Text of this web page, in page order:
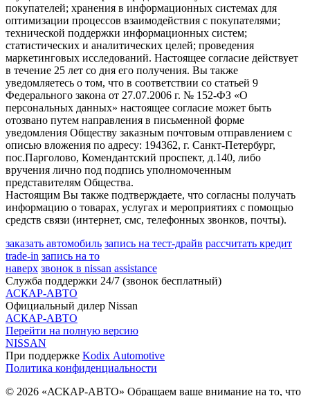
покупателей; хранения в информационных системах для
оптимизации процессов взаимодействия с покупателями;
технической поддержки информационных систем;
статистических и аналитических целей; проведения
маркетинговых исследований. Настоящее согласие действует
в течение 25 лет со дня его получения. Вы также
уведомляетесь о том, что в соответствии со статьей 9
Федерального закона от 27.07.2006 г. № 152-ФЗ «О
персональных данных» настоящее согласие может быть
отозвано путем направления в письменной форме
уведомления Обществу заказным почтовым отправлением с
описью вложения по адресу: 194362, г. Санкт-Петербург,
пос.Парголово, Комендантский проспект, д.140, либо
вручения лично под подпись уполномоченным
представителям Общества.
Настоящим Вы также подтверждаете, что согласны получать
информацию о товарах, услугах и мероприятиях с помощью
средств связи (интернет, смс, телефонных звонков, почты).
заказать автомобиль запись на тест-драйв рассчитать кредит
trade-in запись на то
наверх звонок в nissan assistance
Служба поддержки 24/7 (звонок бесплатный)
АСКАР-АВТО
Официальный дилер Nissan
АСКАР-АВТО
Перейти на полную версию
NISSAN
При поддержке Kodix Automotive
Политика конфиденциальности
© 2026 «АСКАР-АВТО» Обращаем ваше внимание на то, что